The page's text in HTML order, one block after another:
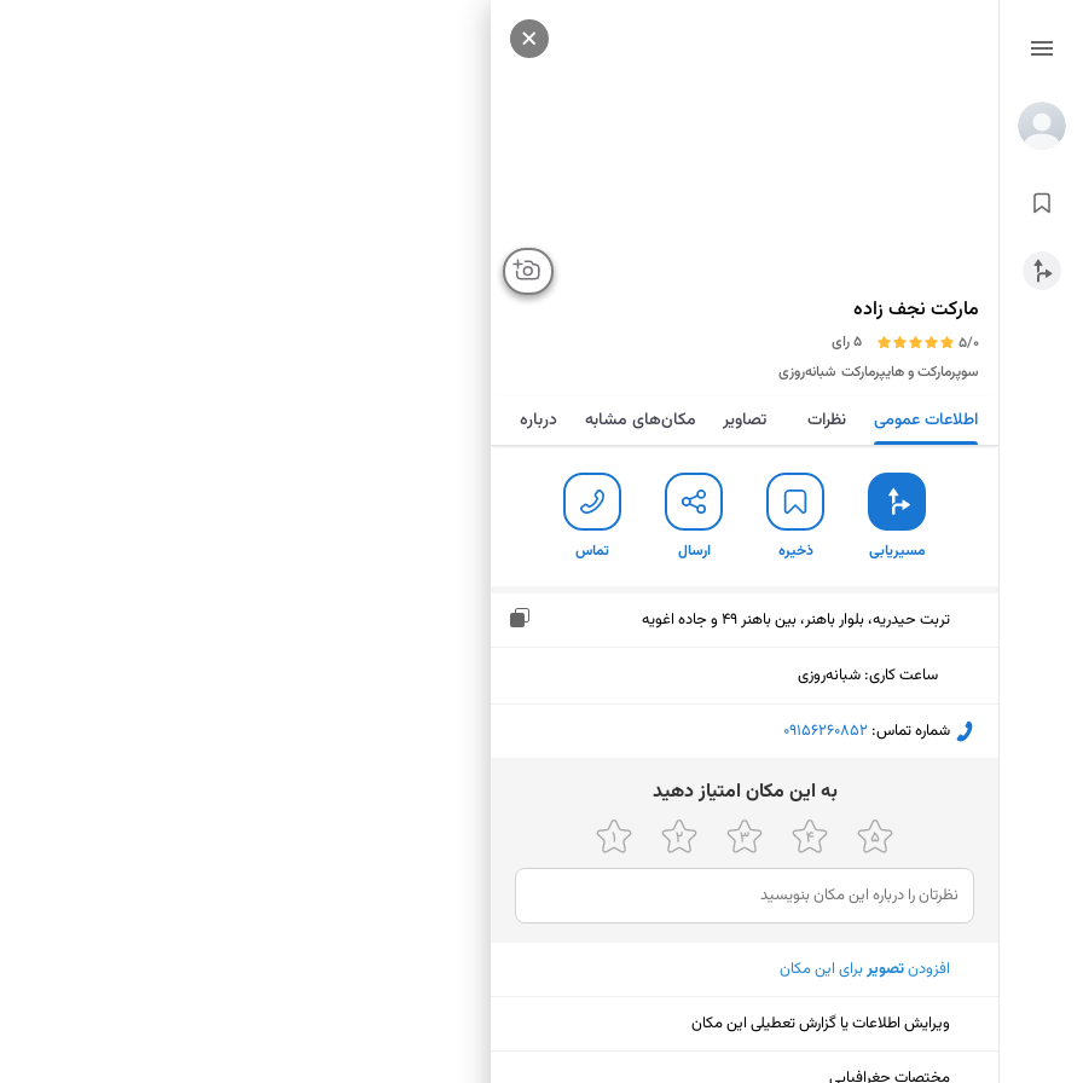
مارکت نجف زاده
5/0
5 رای
سوپرمارکت و هایپرمارکت شبانه‌روزی
اطلاعات عمومی نظرات تصاویر مکان‌های مشابه درباره
مسیریابی ذخیره ارسال تماس
تربت حیدریه، بلوار باهنر، بین باهنر 49 و جاده اغویه
ساعت کاری: شبانه‌روزی
شماره تماس: ‎09156260852
ﺑﻪ اﯾﻦ ﻣﮑﺎن اﻣﺘﯿﺎز دﻫﯿﺪ
افزودنتصویربرای این مکان
ویرایش اطلاعات یا گزارش تعطیلی این مکان